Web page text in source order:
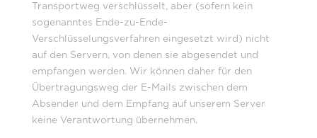
Transportweg verschlüsselt, aber (sofern kein
sogenanntes Ende-zu-Ende-
Verschlüsselungsverfahren eingesetzt wird) nicht
auf den Servern, von denen sie abgesendet und
empfangen werden. Wir können daher für den
Übertragungsweg der E-Mails zwischen dem
Absender und dem Empfang auf unserem Server
keine Verantwortung übernehmen.